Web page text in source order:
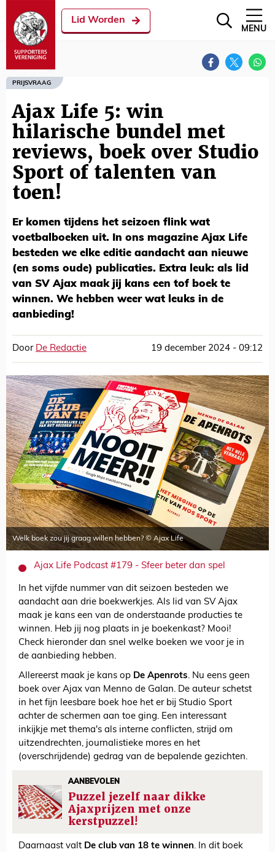
Lid Worden
MENU
PRIJSVRAAG
Ajax Life 5: win
hilarische bundel met
reviews, boek over Studio
Sport of talenten van
toen!
Er komen tijdens het seizoen flink wat
voetbalboeken uit. In ons magazine Ajax Life
besteden we elke editie aandacht aan nieuwe
(en soms oude) publicaties. Extra leuk: als lid
van SV Ajax maak jij kans een tof boek te
winnen. We hebben weer wat leuks in de
aanbieding!
Door De Redactie 19 december 2024 - 09:12
Welk boek zou jij graag willen hebben? © Ajax Life
Ajax Life Podcast #179 - Sfeer beter dan spel
In het vijfde nummer van dit seizoen besteden we
aandacht aan drie boekwerkjes. Als lid van SV Ajax
maak je kans een van de onderstaande producties te
winnen. Heb jij nog plaats in je boekenkast? Mooi!
Check hieronder dan snel welke boeken we voor je in
de aanbieding hebben.
Allereerst maak je kans op De Apenrots. Nu eens geen
boek over Ajax van Menno de Galan. De auteur schetst
in het fijn leesbare boek hoe het er bij Studio Sport
achter de schermen aan toe ging. Een interessant
inkijkje met thema's als interne conflicten, strijd om
uitzendrechten, journalistieke mores en het
(overschrijdende) gedrag van de bepalende gezichten.
AANBEVOLEN
Puzzel jezelf naar dikke
Ajaxprijzen met onze
kerstpuzzel!
Daarnaast valt De club van 18 te winnen. In dit boek